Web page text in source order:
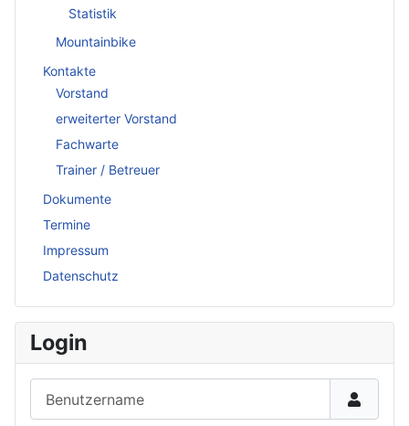
Statistik
Mountainbike
Kontakte
Vorstand
erweiterter Vorstand
Fachwarte
Trainer / Betreuer
Dokumente
Termine
Impressum
Datenschutz
Login